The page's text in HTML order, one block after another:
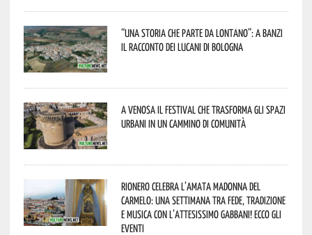
“Una storia che parte da lontano”: a Banzi
il racconto dei Lucani di Bologna
A Venosa il festival che trasforma gli spazi
urbani in un cammino di comunità
Rionero celebra l’amata Madonna del
Carmelo: una settimana tra fede, tradizione
e musica con l’attesissimo Gabbani! Ecco gli
eventi